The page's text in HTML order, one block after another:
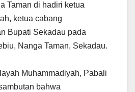
Taman di hadiri ketua
ketua cabang
Bupati Sekadau pada
Nanga Taman, Sekadau.
Muhammadiyah, Pabali
bahwa